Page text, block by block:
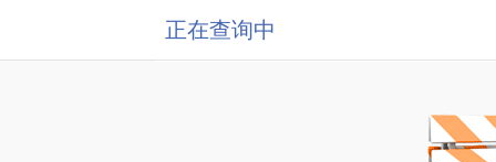
正在查询中